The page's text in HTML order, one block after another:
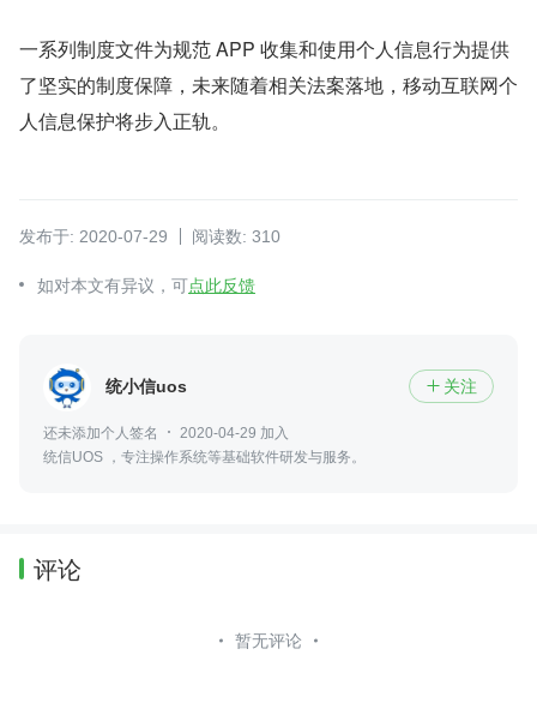
一系列制度文件为规范 APP 收集和使用个人信息行为提供
了坚实的制度保障，未来随着相关法案落地，移动互联网个
人信息保护将步入正轨。
发布于: 2020-07-29 阅读数: 310
如对本文有异议，可点此反馈
统小信uos  关注
还未添加个人签名
2020-04-29 加入
统信UOS ，专注操作系统等基础软件研发与服务。
评论
暂无评论